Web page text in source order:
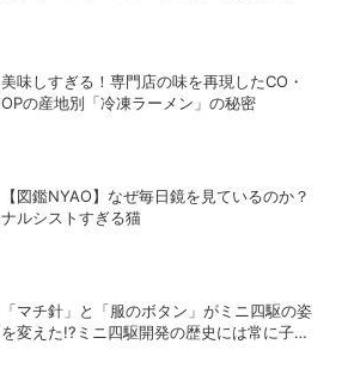
美味しすぎる！専門店の味を再現したCO・
OPの産地別「冷凍ラーメン」の秘密
【図鑑NYAO】なぜ毎日鏡を見ているのか？
ナルシストすぎる猫
「マチ針」と「服のボタン」がミニ四駆の姿
を変えた!?ミニ四駆開発の歴史には常に子ど